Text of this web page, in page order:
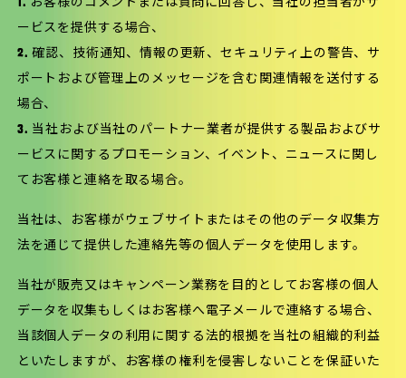
1. お客様のコメントまたは質問に回答し、当社の担当者がサ
ービスを提供する場合、
2. 確認、技術通知、情報の更新、セキュリティ上の警告、サ
ポートおよび管理上のメッセージを含む関連情報を送付する
場合、
3. 当社および当社のパートナー業者が提供する製品およびサ
ービスに関するプロモーション、イベント、ニュースに関し
てお客様と連絡を取る場合。
当社は、お客様がウェブサイトまたはその他のデータ収集方
法を通じて提供した連絡先等の個人データを使用します。
当社が販売又はキャンペーン業務を目的としてお客様の個人
データを収集もしくはお客様へ電子メールで連絡する場合、
当該個人データの利用に関する法的根拠を当社の組織的利益
といたしますが、お客様の権利を侵害しないことを保証いた